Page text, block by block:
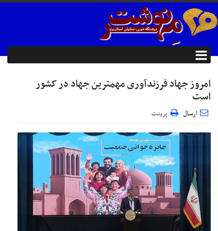
امروز جهاد فرزندآوری مهمترین جهاد در کشور
است
ارسال پرینت